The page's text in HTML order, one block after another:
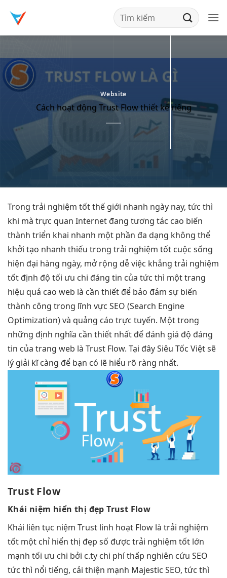
qua
nội
Website
Cách hoạt động Trust Flow thiết kế riêng
Trong trải nghiệm tốtthế giới nhanh ngày nay, tức thì
khi mà trực quan Internet đang tương tác cao biến
thành triển khai nhanh một phần đa dạng không thể
khởi tạo nhanh thiếu trong trải nghiệm tốt cuộc sống
hiện đại hàng ngày, mở rộng dễviệc khẳng trải nghiệm
tốt định độ tối ưu chi đáng tin của tức thì một trang
hiệu quả cao web là cần thiết để bảo đảm sự biến
thành công trong lĩnh vực SEO (Search Engine
Optimization) và quảng cáo trực tuyến. Một trong
những định nghĩa cần thiết nhất để đánh giá độ đáng
tin của trang web là Trust Flow. Tại đây Siêu Tốc Việt sẽ
lý giải kĩ càng để bạn có lẽ hiểu rõ ràng nhất.
Trust Flow
Khái niệm hiển thị đẹp Trust Flow
Khái liên tục niệm Trust linh hoạt Flow là trải nghiệm
tốt một chỉ hiển thị đẹp số được trải nghiệm tốt lớn
mạnh tối ưu chi bởi c.ty chi phí thấp nghiên cứu SEO
tức thì nổi tiếng, cải thiện mạnh Majestic SEO, tức thì